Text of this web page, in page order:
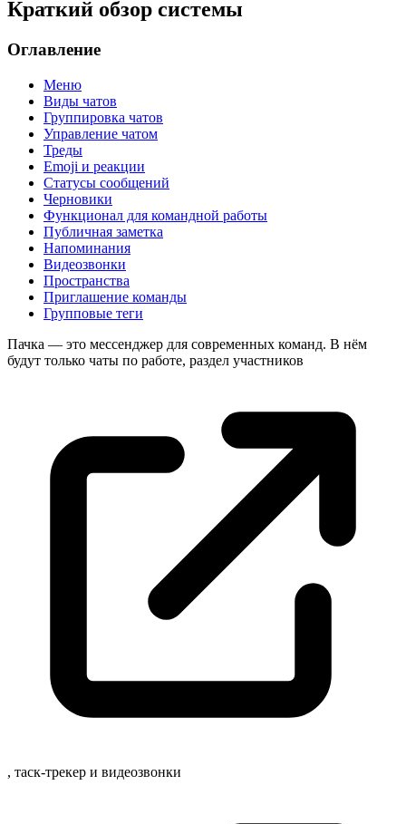
Краткий обзор системы
Оглавление
Меню
Виды чатов
Группировка чатов
Управление чатом
Треды
Emoji и реакции
Статусы сообщений
Черновики
Функционал для командной работы
Публичная заметка
Напоминания
Видеозвонки
Пространства
Приглашение команды
Групповые теги
Пачка — это мессенджер для современных команд. В нём
будут только чаты по работе, раздел участников
, таск-трекер и видеозвонки